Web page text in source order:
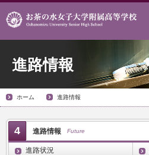
進路情報
ホーム 進路情報
4 進路情報 Future
進路状況